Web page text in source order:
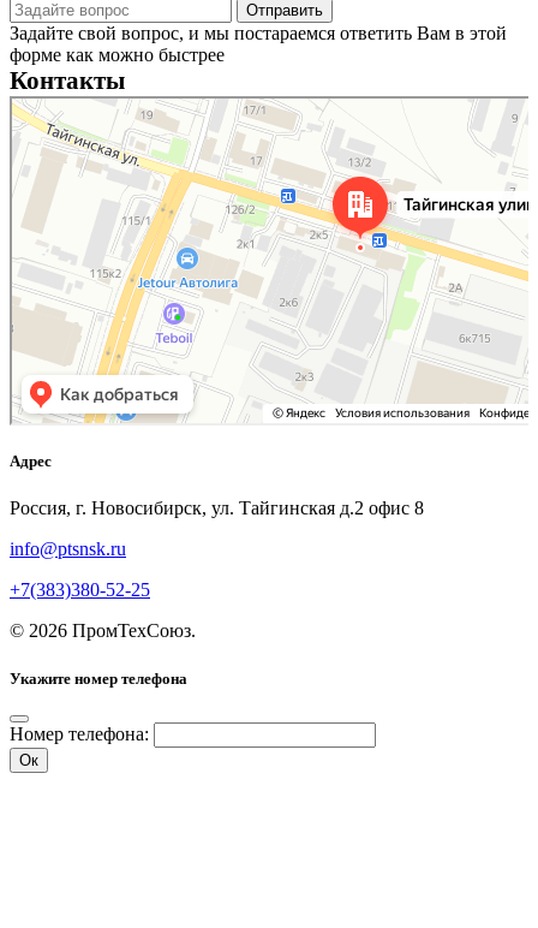
Задайте свой вопрос, и мы постараемся ответить Вам в этой
форме как можно быстрее
Контакты
Новосибирск
Тайгинская улица, 2 на карте Новосибирска — Яндекс Карты
Адрес
Россия, г. Новосибирск, ул. Тайгинская д.2 офис 8
info@ptsnsk.ru
+7(383)380-52-25
© 2026 ПромТехСоюз.
Укажите номер телефона
Номер телефона:
Ок